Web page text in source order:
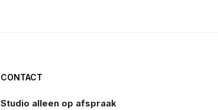
CONTACT
Studio alleen op afspraak